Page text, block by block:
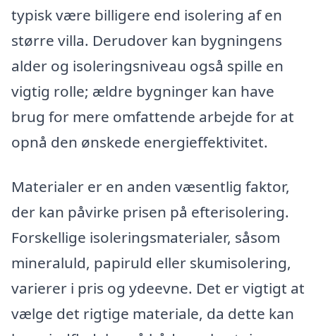
typisk være billigere end isolering af en
større villa. Derudover kan bygningens
alder og isoleringsniveau også spille en
vigtig rolle; ældre bygninger kan have
brug for mere omfattende arbejde for at
opnå den ønskede energieffektivitet.
Materialer er en anden væsentlig faktor,
der kan påvirke prisen på efterisolering.
Forskellige isoleringsmaterialer, såsom
mineraluld, papiruld eller skumisolering,
varierer i pris og ydeevne. Det er vigtigt at
vælge det rigtige materiale, da dette kan